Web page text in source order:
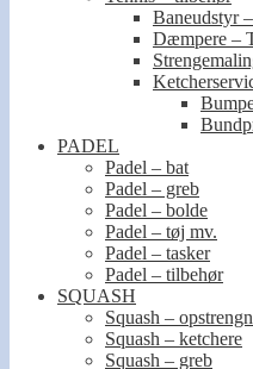
Baneudstyr
Dæmpere –
PADEL
Padel – bat
Padel – greb
Padel – bolde
Padel – tøj mv.
Padel – tasker
Padel – tilbehør
SQUASH
Squash –
Squash – ketchere
Squash – greb